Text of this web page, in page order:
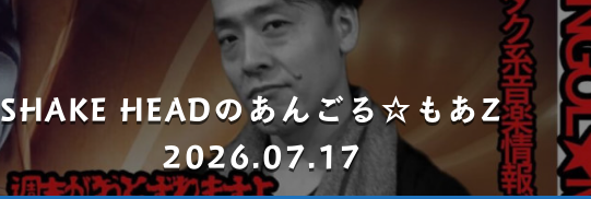
SHAKE HEADのあんごる☆もあZ
2026.07.17